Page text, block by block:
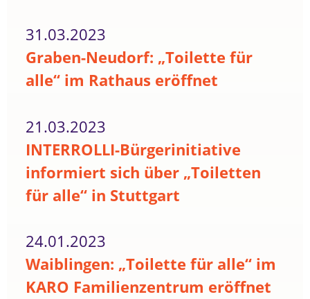
31.03.2023
Graben-Neudorf: „Toilette für
alle“ im Rathaus eröffnet
21.03.2023
INTERROLLI-Bürgerinitiative
informiert sich über „Toiletten
für alle“ in Stuttgart
24.01.2023
Waiblingen: „Toilette für alle“ im
KARO Familienzentrum eröffnet